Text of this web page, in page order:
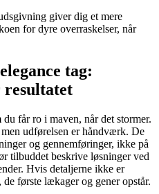
giver dig et mere
for dyre overraskelser, når
tag:
resultatet
får ro i maven, når det stormer.
udførelsen er håndværk. De
og gennemføringer, ikke på
tilbuddet beskrive løsninger ved
Hvis detaljerne ikke er
første lækager og gener opstår.